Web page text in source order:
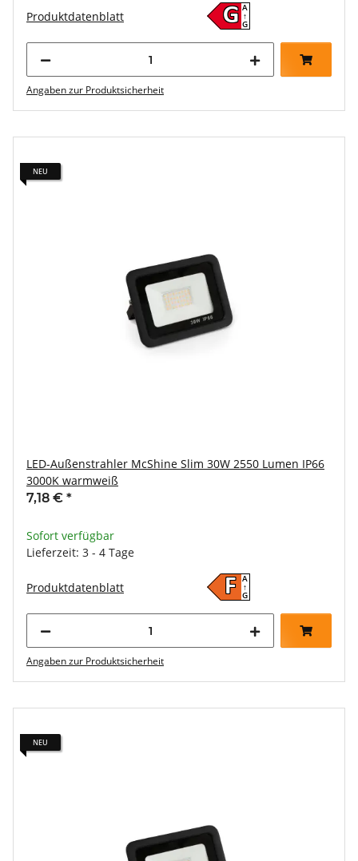
Produktdatenblatt G A
↑
G
Angaben zur Produktsicherheit
NEU
LED-Außenstrahler McShine Slim 30W 2550 Lumen IP66
3000K warmweiß
7,18 € *
Sofort verfügbar
Lieferzeit: 3 - 4 Tage
Produktdatenblatt F A
↑
G
Angaben zur Produktsicherheit
NEU